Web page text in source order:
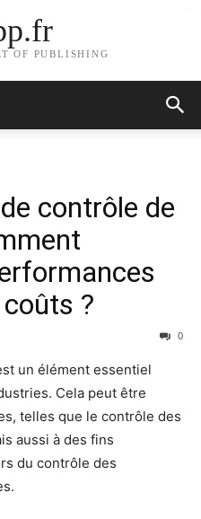
OF PUBLISHING
contrôle de
?
0
un élément essentiel
Cela peut être
telles que le contrôle des
aussi à des fins
du contrôle des